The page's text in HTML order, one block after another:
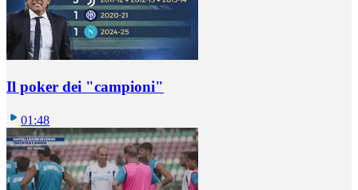
Il poker dei "campioni"
01:48